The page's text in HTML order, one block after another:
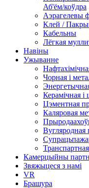
Аб'ём/коўдра
Аэрагелевы
Клей /
Кабельны
Лёгкая
Навіны
Ужыванне
Чорная і
Керамічная
Цэментная
Каляровая
Вугляродная
Камерцыйны
Звяжыцеся з намі
VR
Брашура